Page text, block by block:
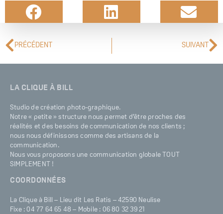
PRÉCÉDENT SUIVANT
LA CLIQUE À BILL
Studio de création photo-graphique.
Notre « petite » structure nous permet d’être proches des
réalités et des besoins de communication de nos clients ;
nous nous définissons comme des artisans de la
communication.
Nous vous proposons une communication globale TOUT
SIMPLEMENT !
COORDONNÉES
La Clique à Bill – Lieu dit Les Ratis – 42590 Neulise
Fixe : 04 77 64 65 48 – Mobile : 06 80 32 39 21